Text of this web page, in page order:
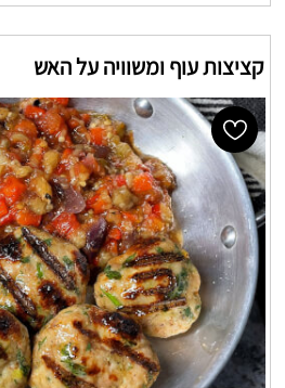
קציצות עוף ומשוויה על האש